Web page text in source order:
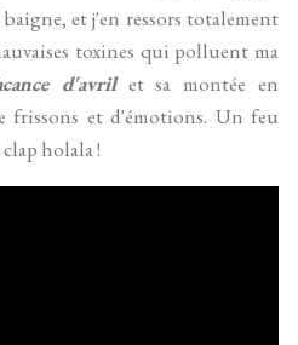
et j'en ressors totalement
toxines qui polluent ma
d'avrilet sa montée en
frissons et d'émotions. Un feu
holala !